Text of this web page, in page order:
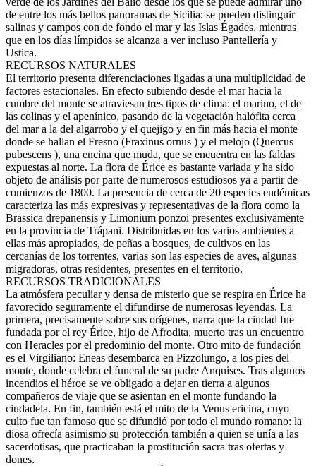
de entre los más bellos panoramas de Sicilia: se pueden distinguir
salinas y campos con de fondo el mar y las Islas Égades, mientras
que en los días límpidos se alcanza a ver incluso Pantellería y
Ustica.
RECURSOS NATURALES
El territorio presenta diferenciaciones ligadas a una multiplicidad de
factores estacionales. En efecto subiendo desde el mar hacia la
cumbre del monte se atraviesan tres tipos de clima: el marino, el de
las colinas y el apenínico, pasando de la vegetación halófita cerca
del mar a la del algarrobo y el quejigo y en fin más hacia el monte
donde se hallan el Fresno (Fraxinus ornus ) y el melojo (Quercus
pubescens ), una encina que muda, que se encuentra en las faldas
expuestas al norte. La flora de Érice es bastante variada y ha sido
objeto de análisis por parte de numerosos estudiosos ya a partir de
comienzos de 1800. La presencia de cerca de 20 especies endémicas
caracteriza las más expresivas y representativas de la flora como la
Brassica drepanensis y Limonium ponzoi presentes exclusivamente
en la provincia de Trápani. Distribuidas en los varios ambientes a
ellas más apropiados, de peñas a bosques, de cultivos en las
cercanías de los torrentes, varias son las especies de aves, algunas
migradoras, otras residentes, presentes en el territorio.
RECURSOS TRADICIONALES
La atmósfera peculiar y densa de misterio que se respira en Érice ha
favorecido seguramente el difundirse de numerosas leyendas. La
primera, precisamente sobre sus orígenes, narra que la ciudad fue
fundada por el rey Érice, hijo de Afrodita, muerto tras un encuentro
con Heracles por el predominio del monte. Otro mito de fundación
es el Virgiliano: Eneas desembarca en Pizzolungo, a los pies del
monte, donde celebra el funeral de su padre Anquises. Tras algunos
incendios el héroe se ve obligado a dejar en tierra a algunos
compañeros de viaje que se asientan en el monte fundando la
ciudadela. En fin, también está el mito de la Venus ericina, cuyo
culto fue tan famoso que se difundió por todo el mundo romano: la
diosa ofrecía asimismo su protección también a quien se unía a las
sacerdotisas, que practicaban la prostitución sacra tras ofertas y
dones.